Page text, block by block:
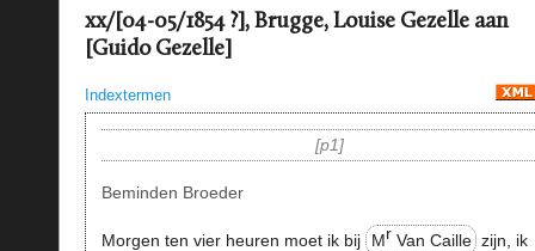
xx/[04-05/1854 ?], Brugge, Louise Gezelle aan
[Guido Gezelle]
Indextermen
p1
Beminden Broeder
Morgen ten vier heuren moet ik bij Mr Van Caille zijn, ik